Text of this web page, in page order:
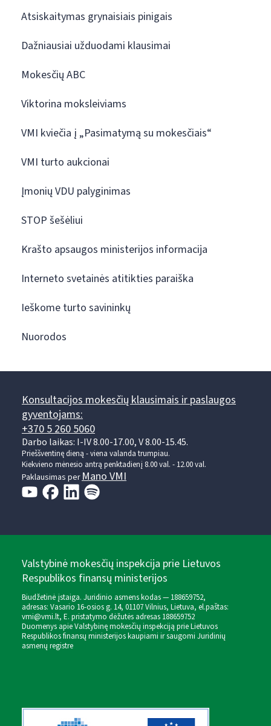
Atsiskaitymas grynaisiais pinigais
Dažniausiai užduodami klausimai
Mokesčių ABC
Viktorina moksleiviams
VMI kviečia į „Pasimatymą su mokesčiais“
VMI turto aukcionai
Įmonių VDU palyginimas
STOP šešėliui
Krašto apsaugos ministerijos informacija
Interneto svetainės atitikties paraiška
Ieškome turto savininkų
Nuorodos
Konsultacijos mokesčių klausimais ir paslaugos
gyventojams:
+370 5 260 5060
Darbo laikas: I-IV 8.00-17.00, V 8.00-15.45.
Prieššventinę dieną - viena valanda trumpiau.
Kiekvieno mėnesio antrą penktadienį 8.00 val. - 12.00 val.
Paklausimas perMano VMI
Valstybinė mokesčių inspekcija prie Lietuvos
Respublikos finansų ministerijos
Biudžetinė įstaiga. Juridinio asmens kodas — 188659752,
adresas: Vasario 16-osios g. 14, 01107 Vilnius, Lietuva, el.paštas:
vmi@vmi.lt, E. pristatymo dėžutės adresas 188659752
Duomenys apie Valstybinę mokesčių inspekciją prie Lietuvos
Respublikos finansų ministerijos kaupiami ir saugomi Juridinių
asmenų registre